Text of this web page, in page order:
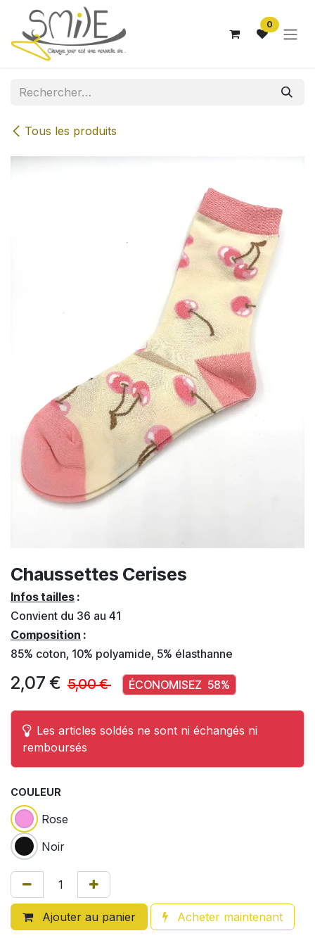
Se rendre au contenu
0
Tous les produits
Chaussettes Cerises
Infos tailles :
Convient du 36 au 41
Composition :
85% coton, 10% polyamide, 5% élasthanne
2,07 € 5,00€ ÉCONOMISEZ 58%
Les articles soldés ne sont ni échangés ni
remboursés
COULEUR
Rose
Noir
Ajouter au panier Acheter maintenant